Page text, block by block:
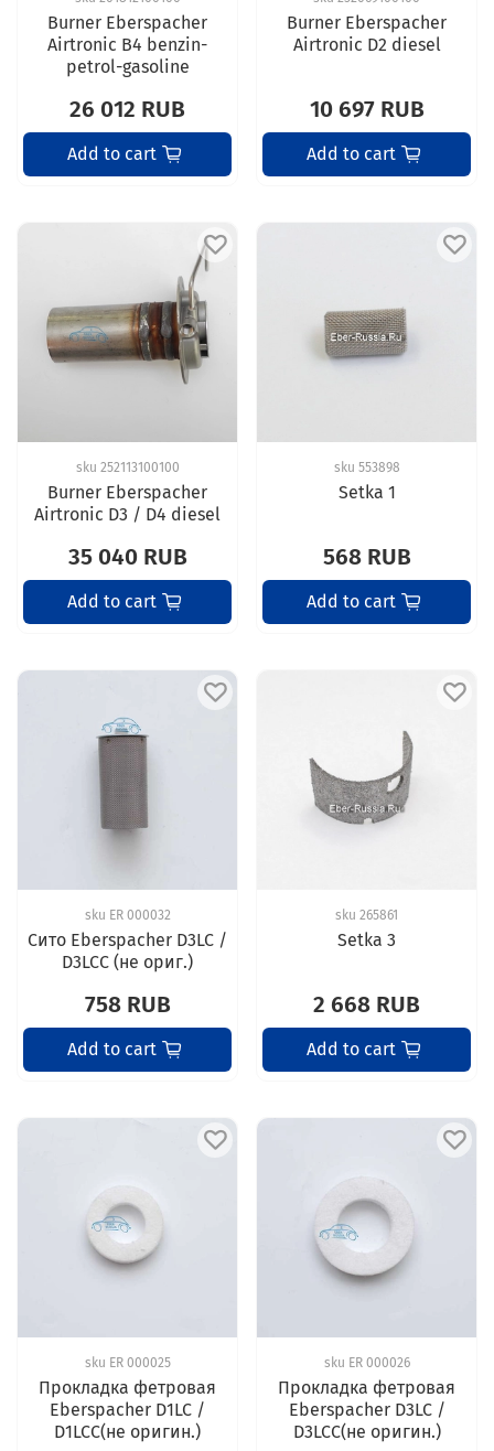
Burner Eberspacher
Airtronic B4 benzin-
petrol-gasoline
26 012 RUB
Add to cart
Burner Eberspacher
Airtronic D2 diesel
10 697 RUB
Add to cart
sku 252113100100
Burner Eberspacher
Airtronic D3 / D4 diesel
35 040 RUB
Add to cart
sku 553898
Setka 1
568 RUB
Add to cart
sku ER 000032
Сито Eberspacher D3LC /
D3LCC (не ориг.)
758 RUB
Add to cart
sku 265861
Setka 3
2 668 RUB
Add to cart
sku ER 000025
Прокладка фетровая
Eberspacher D1LC /
D1LCC(не оригин.)
sku ER 000026
Прокладка фетровая
Eberspacher D3LC /
D3LCC(не оригин.)